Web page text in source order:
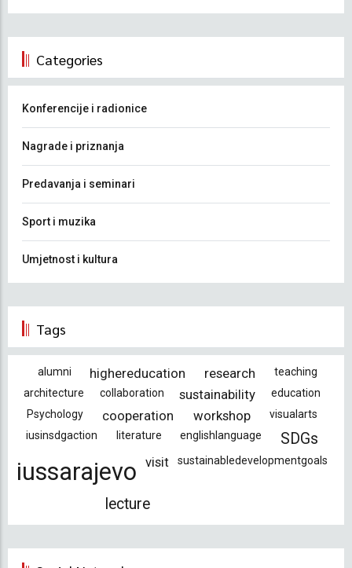
Categories
Konferencije i radionice
Nagrade i priznanja
Predavanja i seminari
Sport i muzika
Umjetnost i kultura
Tags
alumni highereducation research
teaching
architecture
collaboration sustainability
education
Psychology
cooperation workshop
visualarts
iusinsdgaction
literature englishlanguage SDGs
iussarajevo visit sustainabledevelopmentgoals
lecture